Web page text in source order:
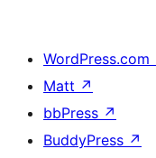
WordPress.com
Matt ↗
bbPress ↗
BuddyPress ↗